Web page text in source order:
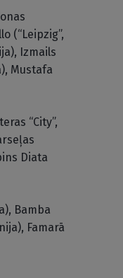
(“Leipzig”,
Izmails
Mustafa
“City”,
Diata
Bamba
Famarā